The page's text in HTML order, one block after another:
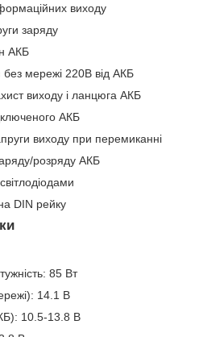
виходу
заряду
АКБ
без мережі 220В від АКБ
виходу і ланцюга АКБ
АКБ
виходу при перемиканні
розряду АКБ
DIN рейку
85 Вт
14.1 В
10.5-13.8 В